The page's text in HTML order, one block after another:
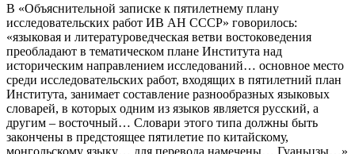
В «Объяснительной записке к пятилетнему плану
исследовательских работ ИВ АН СССР» говорилось:
«языковая и литературоведческая ветви востоковедения
преобладают в тематическом плане Института над
историческим направлением исследований… основное место
среди исследовательских работ, входящих в пятилетний план
Института, занимает составление разнообразных языковых
словарей, в которых одним из языков является русский, а
другим – восточный… Словари этого типа должны быть
закончены в предстоящее пятилетие по китайскому,
монгольскому языку… для перевода намечены… Гуаньцзы…»